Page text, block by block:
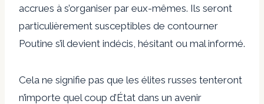
accrues à s’organiser par eux-mêmes. Ils seront
particulièrement susceptibles de contourner
Poutine s’il devient indécis, hésitant ou mal informé.
Cela ne signifie pas que les élites russes tenteront
n’importe quel coup d’État dans un avenir